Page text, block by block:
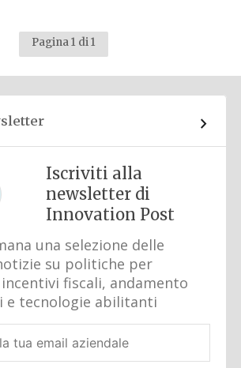
Pagina 1 di 1
Iscriviti alla
newsletter di
Innovation Post
una selezione delle
su politiche per
incentivi fiscali, andamento
e tecnologie abilitanti